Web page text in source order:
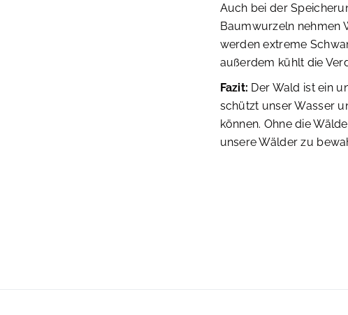
Auch bei der
Baumwurzeln nehmen
werden extreme
außerdem kühlt die
Fazit: Der Wald ist ein
schützt unser Wasser
können. Ohne die
unsere Wälder zu